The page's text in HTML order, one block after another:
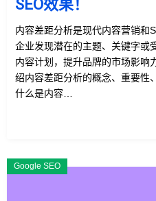
SEO效果！
内容差距分析是现代内容营销和
企业发现潜在的主题、关键字或
内容计划，提升品牌的市场影响
绍内容差距分析的概念、重要性
什么是内容…
Google SEO